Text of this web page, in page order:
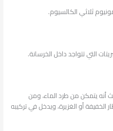
ثلاثي الكالسيوم.
التي تتواجد داخل الخرسانة.
أنه يتمكن من طرد الماء، ومن
الخفيفة أو الغزيرة، ويدخل في تركيبه